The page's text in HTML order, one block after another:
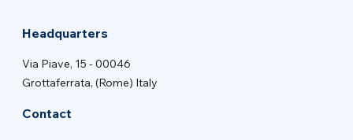
Headquarters
Via Piave, 15 - 00046
Grottaferrata, (Rome) Italy
Contact